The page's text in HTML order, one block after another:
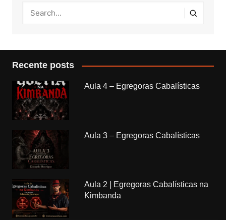
Recente posts
Aula 4 – Egregoras Cabalísticas
Aula 3 – Egregoras Cabalísticas
Aula 2 | Egregoras Cabalísticas na
Kimbanda